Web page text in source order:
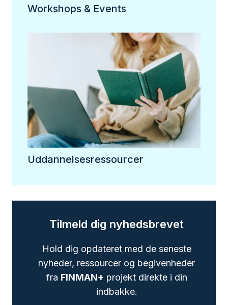
Workshops & Events
Uddannelsesressourcer
Tilmeld dig nyhedsbrevet
Hold dig opdateret med de seneste
nyheder, ressourcer og begivenheder
fra FINMAN+ projekt direkte i din
indbakke.